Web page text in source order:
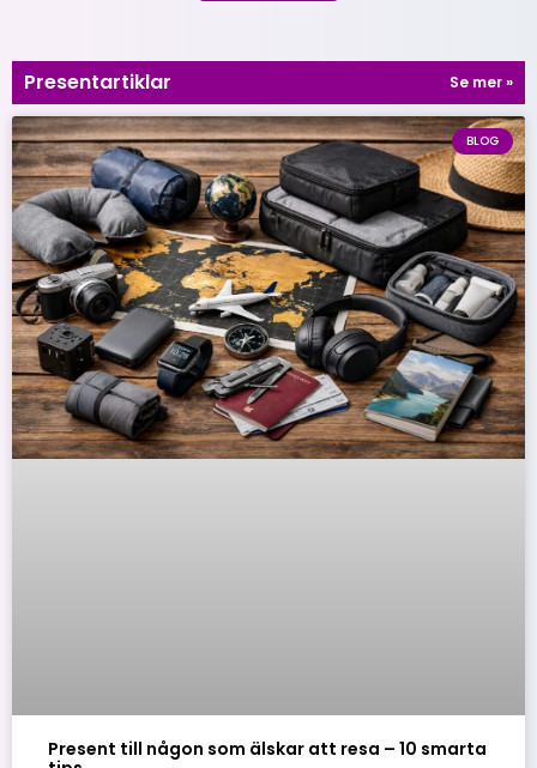
Presentartiklar Se mer »
BLOG
Present till någon som älskar att resa – 10 smarta